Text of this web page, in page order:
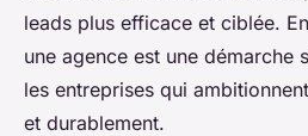
leads plus efficace et ciblée.
une agence est une démarche
les entreprises qui
et durablement.